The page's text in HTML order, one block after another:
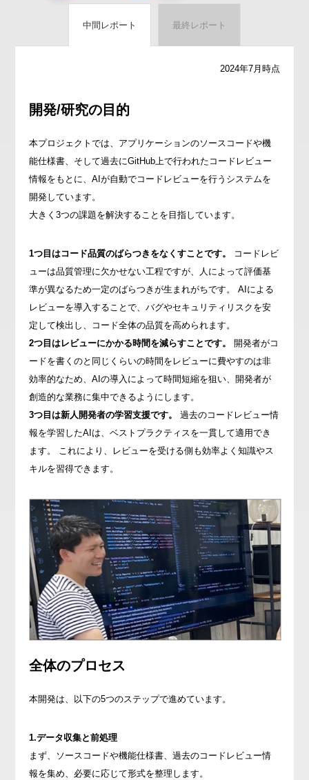
中間レポート 最終レポート
2024年7月時点
開発/研究の目的
本プロジェクトでは、アプリケーションのソースコードや機
能仕様書、そして過去にGitHub上で行われたコードレビュー
情報をもとに、AIが自動でコードレビューを行うシステムを
開発しています。
大きく3つの課題を解決することを目指しています。
1つ目はコード品質のばらつきをなくすことです。
コードレビ
ューは品質管理に欠かせない工程ですが、人によって評価基
準が異なるため一定のばらつきが生まれがちです。 AIによる
レビューを導入することで、バグやセキュリティリスクを安
定して検出し、コード全体の品質を高められます。
2つ目はレビューにかかる時間を減らすことです。
開発者がコ
ードを書くのと同じくらいの時間をレビューに費やすのは非
効率的なため、AIの導入によって時間短縮を狙い、開発者が
創造的な業務に集中できるようにします。
3つ目は新人開発者の学習支援です。
過去のコードレビュー情
報を学習したAIは、ベストプラクティスを一貫して適用でき
ます。 これにより、レビューを受ける側も効率よく知識やス
キルを習得できます。
全体のプロセス
本開発は、以下の5つのステップで進めています。
1.データ収集と前処理
まず、ソースコードや機能仕様書、過去のコードレビュー情
報を集め、必要に応じて形式を整理します。